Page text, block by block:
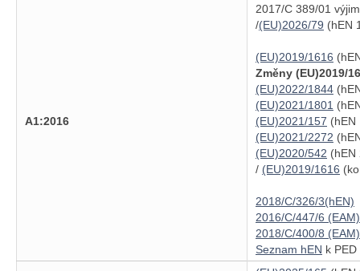
A1:2016
2017/C 389/01
/(EU)2026/79 (hEN
(EU)2019/1616
Změny (EU)2019/
(EU)2022/1844
(EU)2021/1801
(EU)2021/157 (hEN
(EU)2021/2272
(EU)2020/542 (hEN
/ (EU)2019/1616
2018/C/326/3(hEN)
2016/C/447/6 (EAM)
2018/C/400/8 (EAM)
Seznam hEN k